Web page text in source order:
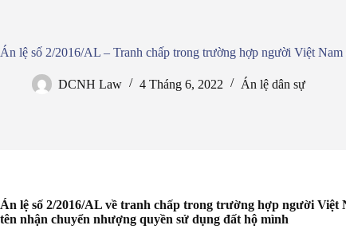
Án lệ số 2/2016/AL – Tranh chấp trong trường hợp người Việt
DCNH Law 4 Tháng 6, 2022 Án lệ dân sự
Án lệ số 2/2016/AL về tranh chấp trong trường hợp người
tên nhận chuyển nhượng quyền sử dụng đất hộ mình